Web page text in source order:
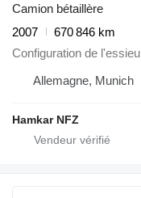
Camion bétaillère
2007
670 846 km
Configuration de l'essieu
Allemagne, Munich
Hamkar NFZ